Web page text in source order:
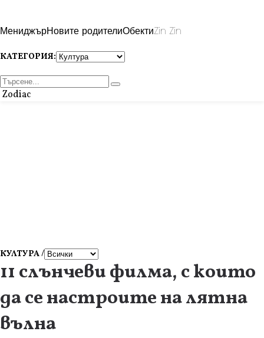
МениджърНовите родителиОбектиZin Zin
КАТЕГОРИЯ:
Zodiac
КУЛТУРА /
11 слънчеви филма, с които
да се настроите на лятна
вълна